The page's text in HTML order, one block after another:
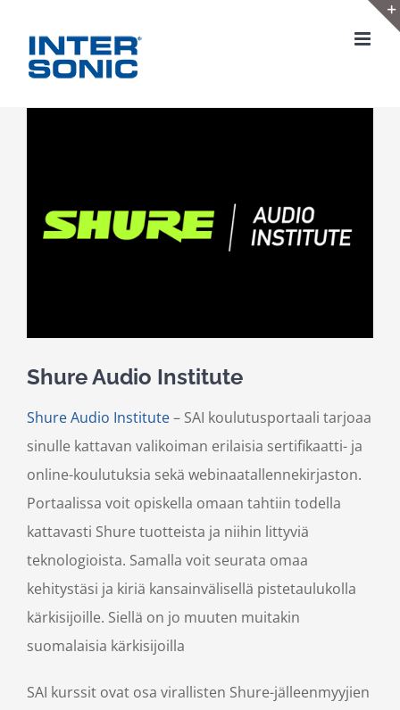
content
Shure Audio Institute
Shure Audio Institute– SAI koulutusportaali tarjoaa
sinulle kattavan valikoiman erilaisia sertifikaatti- ja
online-koulutuksia sekä webinaatallennekirjaston.
Portaalissa voit opiskella omaan tahtiin todella
kattavasti Shure tuotteista ja niihin littyviä
teknologioista. Samalla voit seurata omaa
kehitystäsi ja kiriä kansainvälisellä pistetaulukolla
kärkisijoille. Siellä on jo muuten muitakin
suomalaisia kärkisijoilla
SAI kurssit ovat osa virallisten Shure-jälleenmyyjien